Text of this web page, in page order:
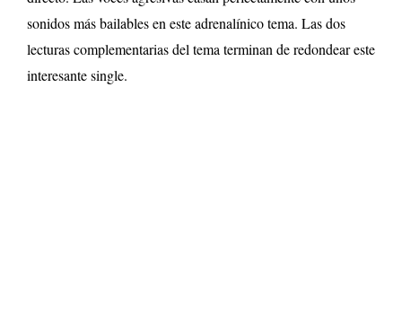
sonidos más bailables en este adrenalínico tema. Las dos
lecturas complementarias del tema terminan de redondear este
interesante single.